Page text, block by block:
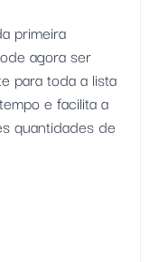
primeira
agora ser
para toda a lista
e facilita a
quantidades de